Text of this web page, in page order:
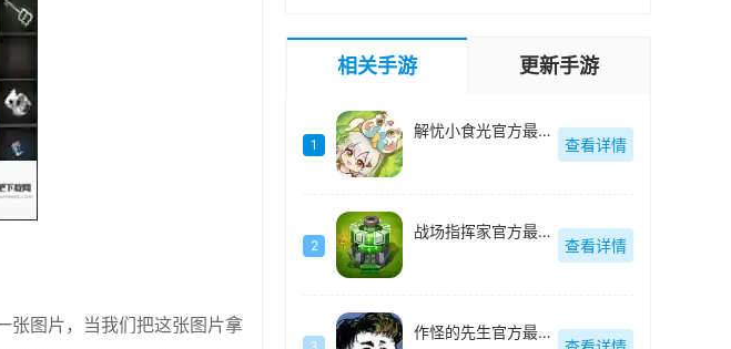
张图片，当我们把这张图片拿
相关手游 更新手游
1
解忧小食光官方最新版
查看详情
2
战场指挥家官方最新版
查看详情
作怪的先生官方最新版